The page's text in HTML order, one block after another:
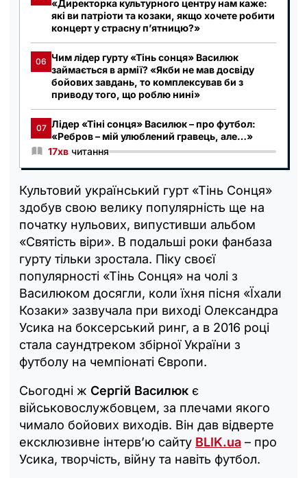
«Директорка культурного центру нам каже:
які ви патріоти та козаки, якщо хочете робити
концерт у страсну п’ятницю?»
06 Чим лідер гурту «Тінь сонця» Василюк
займається в армії? «Якби не мав досвіду
бойових завдань, то комплексував би з
приводу того, що роблю нині»
07 Лідер «Тіні сонця» Василюк – про футбол:
«Ребров – мій улюблений гравець, але…»
17хв читання
Культовий український гурт «Тінь Сонця»
здобув свою велику популярність ще на
початку нульових, випустивши альбом
«Святість віри». В подальші роки фанбаза
гурту тільки зростала. Піку своєї
популярності «Тінь Сонця» на чолі з
Василюком досягли, коли їхня пісня «Їхали
Козаки» зазвучала при виході Олександра
Усика на боксерський ринг, а в 2016 році
стала саундтреком збірної України з
футболу на чемпіонаті Європи.
Сьогодні ж Сергій Василюк є
військовослужбовцем, за плечами якого
чимало бойових виходів. Він дав відверте
ексклюзивне інтерв’ю сайту BLIK.ua – про
Усика, творчість, війну та навіть футбол.